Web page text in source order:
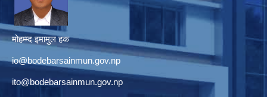
मोहम्म्द इमामुल हक
io@bodebarsainmun.gov.np
ito@bodebarsainmun.gov.np